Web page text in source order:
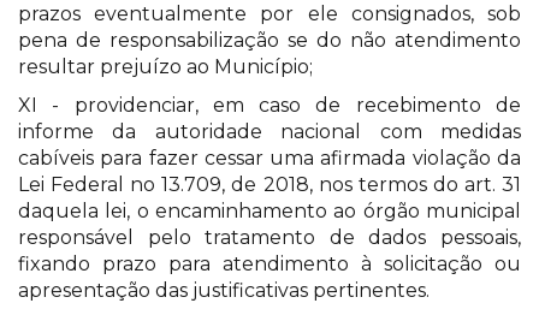
prazos eventualmente por ele consignados, sob
pena de responsabilização se do não atendimento
resultar prejuízo ao Município;
XI - providenciar, em caso de recebimento de
informe da autoridade nacional com medidas
cabíveis para fazer cessar uma afirmada violação da
Lei Federal no 13.709, de 2018, nos termos do art. 31
daquela lei, o encaminhamento ao órgão municipal
responsável pelo tratamento de dados pessoais,
fixando prazo para atendimento à solicitação ou
apresentação das justificativas pertinentes.